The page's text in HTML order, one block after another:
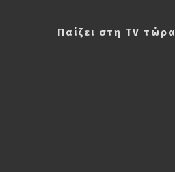
Παίζει στη TV τώρα